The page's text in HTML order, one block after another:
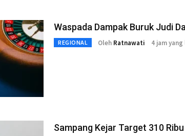
Waspada Dampak Buruk Judi
REGIONAL Oleh Ratnawati 4 jam
Sampang Kejar Target 310